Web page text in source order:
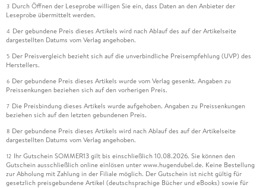
3 Durch Öffnen der Leseprobe willigen Sie ein, dass Daten an den Anbieter der
Leseprobe übermittelt werden.
4 Der gebundene Preis dieses Artikels wird nach Ablauf des auf der Artikelseite
dargestellten Datums vom Verlag angehoben.
5 Der Preisvergleich bezieht sich auf die unverbindliche Preisempfehlung (UVP) des
Herstellers.
6 Der gebundene Preis dieses Artikels wurde vom Verlag gesenkt. Angaben zu
Preissenkungen beziehen sich auf den vorherigen Preis.
7 Die Preisbindung dieses Artikels wurde aufgehoben. Angaben zu Preissenkungen
beziehen sich auf den letzten gebundenen Preis.
8 Der gebundene Preis dieses Artikels wird nach Ablauf des auf der Artikelseite
dargestellten Datums vom Verlag angehoben.
12 Ihr Gutschein SOMMER13 gilt bis einschließlich 10.08.2026. Sie können den
Gutschein ausschließlich online einlösen unter www.hugendubel.de. Keine Bestellung
zur Abholung mit Zahlung in der Filiale möglich. Der Gutschein ist nicht gültig für
gesetzlich preisgebundene Artikel (deutschsprachige Bücher und eBooks) sowie für